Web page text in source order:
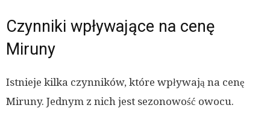
Czynniki wpływające na cenę
Miruny
Istnieje kilka czynników, które wpływają na cenę
Miruny. Jednym z nich jest sezonowość owocu.